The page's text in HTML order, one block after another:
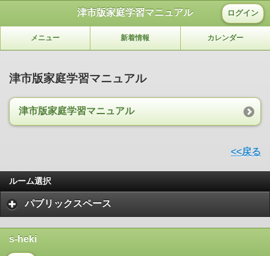
津市版家庭学習マニュアル ログイン
メニュー 新着情報 カレンダー
津市版家庭学習マニュアル
津市版家庭学習マニュアル
<<戻る
ルーム選択
パブリックスペース
s-heki